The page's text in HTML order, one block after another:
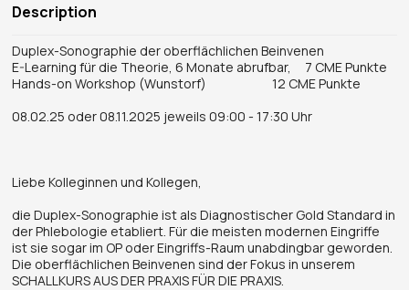
Description
Duplex-Sonographie der oberflächlichen Beinvenen
E-Learning für die Theorie, 6 Monate abrufbar, 7 CME Punkte
Hands-on Workshop (Wunstorf) 12 CME Punkte
08.02.25 oder 08.11.2025 jeweils 09:00 - 17:30 Uhr
Liebe Kolleginnen und Kollegen,
die Duplex-Sonographie ist als Diagnostischer Gold Standard in
der Phlebologie etabliert. Für die meisten modernen Eingriffe
ist sie sogar im OP oder Eingriffs-Raum unabdingbar geworden.
Die oberflächlichen Beinvenen sind der Fokus in unserem
SCHALLKURS AUS DER PRAXIS FÜR DIE PRAXIS.